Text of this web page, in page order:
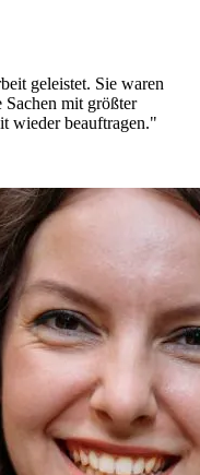
geleistet. Sie waren
mit größter
wieder beauftragen."